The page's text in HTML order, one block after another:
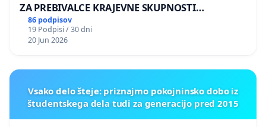
ZA PREBIVALCE KRAJEVNE SKUPNOSTI
PRESTRANEK
86 podpisov
19 Podpisi / 30 dni
20 Jun 2026
Vsako delo šteje: priznajmo pokojninsko dobo iz
študentskega dela tudi za generacijo pred 2015